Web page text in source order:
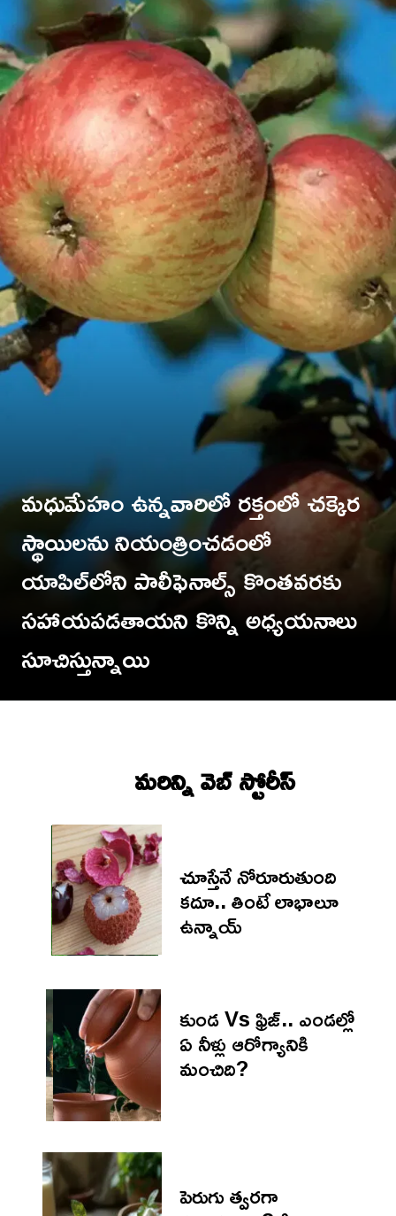
TV9 Telugu
మధుమేహం ఉన్నవారిలో రక్తంలో చక్కెర
స్థాయిలను నియంత్రించడంలో
యాపిల్‌లోని పాలీఫెనాల్స్ కొంతవరకు
సహాయపడతాయ‌ని కొన్ని అధ్యయనాలు
సూచిస్తున్నాయి
మరిన్ని వెబ్ స్టోరీస్‌
చూస్తేనే నోరూరుతుంది
కదూ.. తింటే లాభాలూ
ఉన్నాయ్
కుండ Vs ఫ్రిజ్‌.. ఎండల్లో
ఏ నీళ్లు ఆరోగ్యానికి
మంచిది?
పెరుగు త్వర‌గా